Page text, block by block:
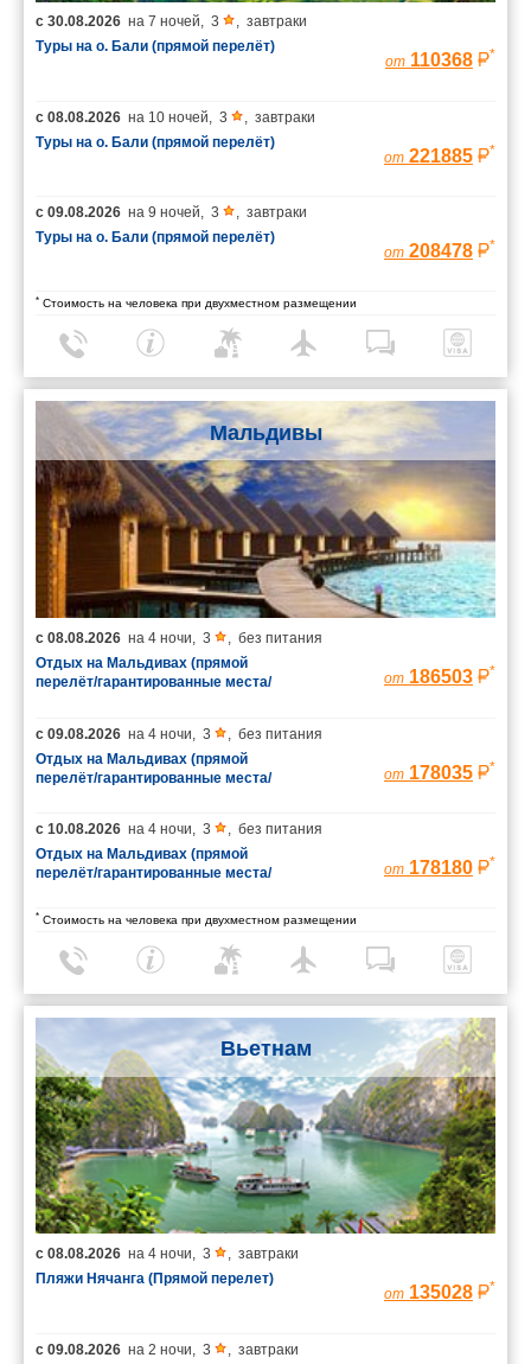
с 30.08.2026 на 7 ночей, 3 , завтраки
Туры на о. Бали (прямой перелёт)
от 110368 *
с 08.08.2026 на 10 ночей, 3 , завтраки
Туры на о. Бали (прямой перелёт)
от 221885 *
с 09.08.2026 на 9 ночей, 3 , завтраки
Туры на о. Бали (прямой перелёт)
от 208478 *
* Стоимость на человека при двухместном размещении
Мальдивы
с 08.08.2026 на 4 ночи 3
без питания
Отдых на Мальдивах (прямой
перелёт/гарантированные места/
от 186503 *
с 09.08.2026 на 4 ночи 3
без питания
Отдых на Мальдивах (прямой
перелёт/гарантированные места/
от 178035 *
с 10.08.2026 на 4 ночи 3
без питания
Отдых на Мальдивах (прямой
перелёт/гарантированные места/
от 178180 *
* Стоимость на человека при двухместном размещении
Вьетнам
с 08.08.2026 на 4 ночи, 3 , завтраки
Пляжи Нячанга (Прямой перелет)
от 135028 *
с 09.08.2026 на 2 ночи, 3 , завтраки